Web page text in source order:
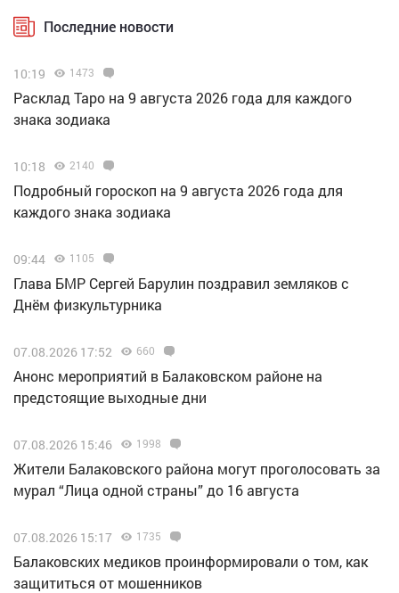
Последние новости
10:19 1473
Расклад Таро на 9 августа 2026 года для каждого
знака зодиака
10:18 2140
Подробный гороскоп на 9 августа 2026 года для
каждого знака зодиака
09:44 1105
Глава БМР Сергей Барулин поздравил земляков с
Днём физкультурника
07.08.2026 17:52 660
Анонс мероприятий в Балаковском районе на
предстоящие выходные дни
07.08.2026 15:46 1998
Жители Балаковского района могут проголосовать за
мурал “Лица одной страны” до 16 августа
07.08.2026 15:17 1735
Балаковских медиков проинформировали о том, как
защититься от мошенников